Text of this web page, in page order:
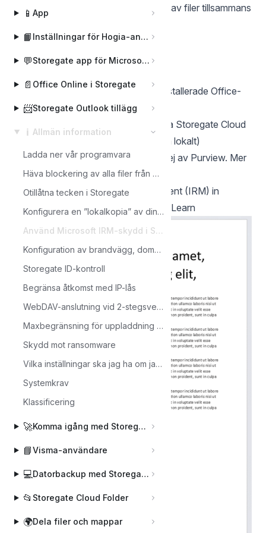
📱 App
📙 Inställningar för Hogia-användare
💬 Storegate app för Microsoft Teams
📄 Office Online i Storegate
📨Storegate Outlook tillägg
ℹ️ Allmän information
Ladda ner vår programvara
Häva blockering av alla filer från Storegate – Betrodda platser
Otillåtna tecken i Storegate
Konfigurera en ”lokalkopia” av din Storegate-miljö med SyncbackPro
Använd Microsoft IRM-skydd i Storegate
Konfiguration av brandvägg, domäner och e-post
Storegate ID-kontroll
Begränsa åtkomst med IP-lås
WebDAV-anslutning vid 2-stegsverifiering
Maxbegränsning för uppladdning (filstorlek)
Skydd mot ransomware
Vilka inställningar ska jag ha om jag ansluter via nätverksplats/WebDAV (endast företag)?
Systemkrav
Klassificering
🚀 Komma igång med Storegate
📘Visma-användare
💻 Datorbackup med Storegate Online Backup
📂 Storegate Cloud Folder
🌍Dela filer och mappar
använda Storegate för klassificering av filer tillsammans
Förutsättningar:
Aktiv licens för Microsoft Purview
Kräver att du är inloggad i ditt lokalinstallerade Office-
paket eller för PDF Adobe Reader
Att du öppnar/redigerar dokument via Storegate Cloud
folder eller Storegate Webb (redigera lokalt)
Obs. Signerade dokument omfattas ej av Purview. Mer
information på länken nedan:
Set up Information Rights Management (IRM) in
SharePoint admin center | Microsoft Learn